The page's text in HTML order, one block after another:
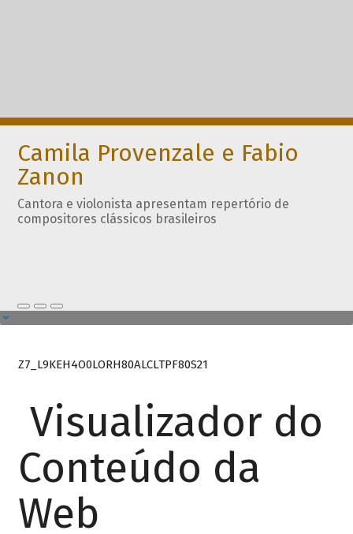
Camila Provenzale e Fabio
Zanon
Cantora e violonista apresentam repertório de
compositores clássicos brasileiros
Z7_L9KEH4O0LORH80ALCLTPF80S21
Visualizador do
Conteúdo da
Web